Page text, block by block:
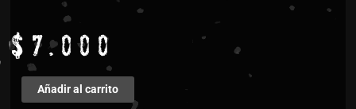
$ 7.000
MiscreantAñadir al carrito